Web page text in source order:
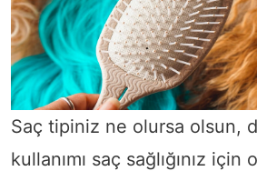
Saç tipiniz ne olursa olsun,
kullanımı saç sağlığınız için